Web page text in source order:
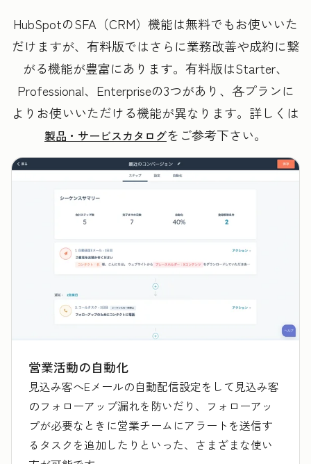
HubSpotのSFA（CRM）機能は無料でもお使いいた
だけますが、有料版ではさらに業務改善や成約に繋
がる機能が豊富にあります。有料版はStarter、
Professional、Enterpriseの3つがあり、各プランに
よりお使いいただける機能が異なります。詳しくは
製品・サービスカタログをご参考下さい。
営業活動の自動化
見込み客へEメールの自動配信設定をして見込み客
のフォローアップ漏れを防いだり、フォローアッ
プが必要なときに営業チームにアラートを送信す
るタスクを追加したりといった、さまざまな使い